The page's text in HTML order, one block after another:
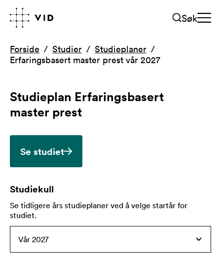
Søk
Forside Studier
Studieplaner
Erfaringsbasert master prest vår 2027
Studieplan Erfaringsbasert
master prest
Se studiet
Studiekull
Se tidligere års studieplaner ved å velge startår for
studiet.